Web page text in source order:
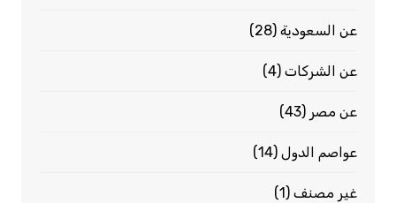
عن السعودية(28)
عن الشركات(4)
عن مصر (43)
عواصم الدول(14)
غير مصنف(1)